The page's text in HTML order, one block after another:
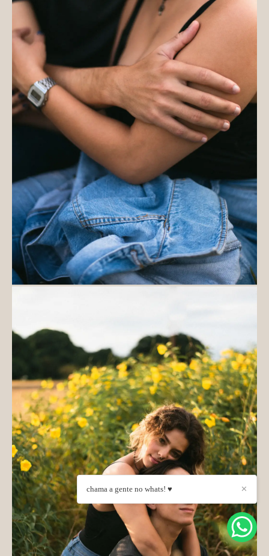
✕
chama a gente no whats! ♥